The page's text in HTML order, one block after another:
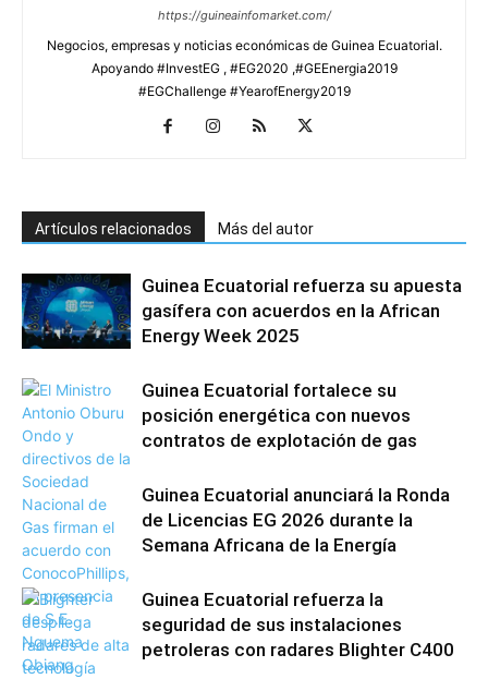
https://guineainfomarket.com/
Negocios, empresas y noticias económicas de Guinea Ecuatorial.
Apoyando #InvestEG , #EG2020 ,#GEEnergia2019
#EGChallenge #YearofEnergy2019
Artículos relacionados Más del autor
Guinea Ecuatorial refuerza su apuesta
gasífera con acuerdos en la African
Energy Week 2025
Guinea Ecuatorial fortalece su
posición energética con nuevos
contratos de explotación de gas
Guinea Ecuatorial anunciará la Ronda
de Licencias EG 2026 durante la
Semana Africana de la Energía
Guinea Ecuatorial refuerza la
seguridad de sus instalaciones
petroleras con radares Blighter C400